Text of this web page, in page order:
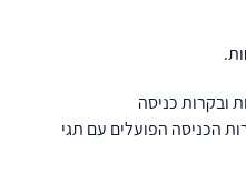
הכניסה הפועלים עם תגי